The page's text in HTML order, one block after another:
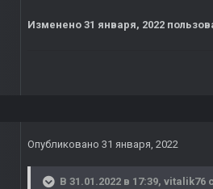
Изменено 31 января, 2022
Опубликовано 31 января, 2022
В 31.01.2022 в 17:39, vitalik76